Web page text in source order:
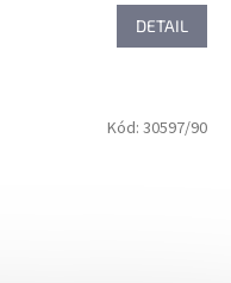
DETAIL
Kód: 30597/90